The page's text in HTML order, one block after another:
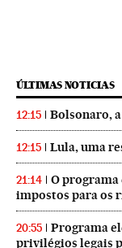
ÚLTIMAS NOTICIAS
12:15 Bolsonaro,
12:15 Lula, uma
21:14
O programa
impostos para os
20:55
Programa
privilégios legais